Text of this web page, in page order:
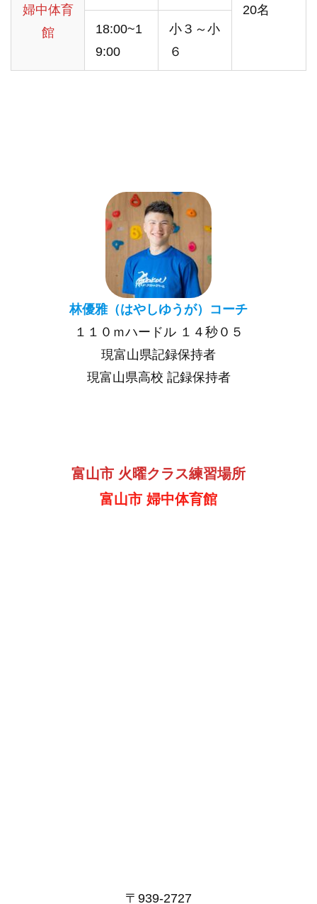
婦中体育
館
20名
18:00~1
9:00
小３～小
６
林優雅（はやしゆうが）コーチ
１１０ｍハードル １４秒０５
現富山県記録保持者
現富山県高校 記録保持者
富山市 火曜クラス練習場所
富山市 婦中体育館
〒939-2727